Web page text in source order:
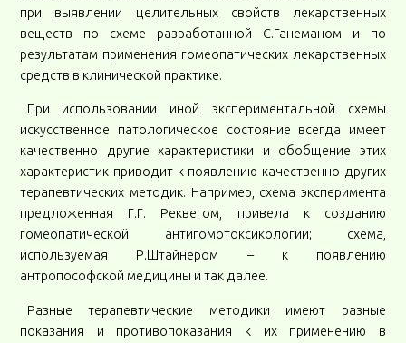
при выявлении целительных свойств лекарственных
веществ по схеме разработанной С.Ганеманом и по
результатам применения гомеопатических лекарственных
средств в клинической практике.
При использовании иной экспериментальной схемы
искусственное патологическое состояние всегда имеет
качественно другие характеристики и обобщение этих
характеристик приводит к появлению качественно других
терапевтических методик. Например, схема эксперимента
предложенная Г.Г. Реквегом, привела к созданию
гомеопатической антигомотоксикологии; схема,
используемая Р.Штайнером – к появлению
антропософской медицины и так далее.
Разные терапевтические методики имеют разные
показания и противопоказания к их применению в